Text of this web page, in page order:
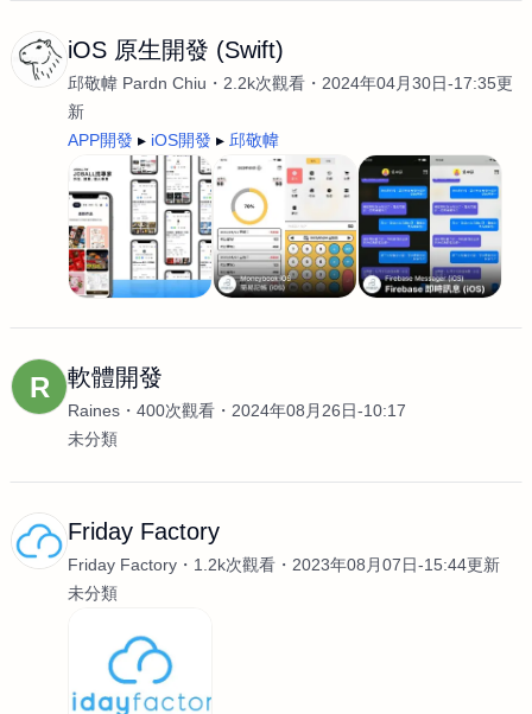
iOS 原生開發 (Swift)
邱敬幃 Pardn Chiu 2.2k次觀看
2024年04月30日-17:35更
新
APP開發
iOS開發 邱敬幃
R 軟體開發
Raines 400次觀看
2024年08月26日-10:17
未分類
Friday Factory
Friday Factory 1.2k次觀看
2023年08月07日-15:44更新
未分類